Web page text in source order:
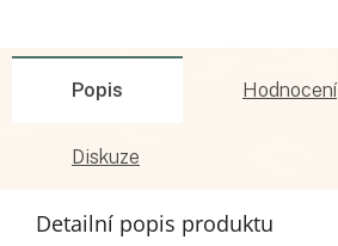
Popis Hodnocení
Diskuze
Detailní popis produktu